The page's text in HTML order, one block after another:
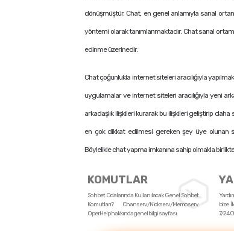
dönüşmüştür. Chat, en genel anlamıyla sanal
yöntemi olarak tanımlanmaktadır. Chat sanal
edinme üzerinedir.
Chat çoğunlukla internet siteleri aracılığıyla
uygulamalar ve internet siteleri aracılığıyla yeni
arkadaşlık ilişkileri kurarak bu ilişkileri geliştirip
en çok dikkat edilmesi gereken şey üye olunan
Böylelikle chat yapma imkanına sahip olmakla
KOMUTLAR
Sohbet Odalarında Kullanılacak Genel Sohbet
Komutları? Chanserv/Nickserv/Memoserv
OperHelp hakkında genel bilgi sayfası.
bize
7/24